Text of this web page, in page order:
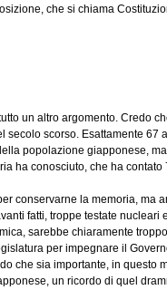
che si chiama
un altro argomento. Credo
scorso. Esattamente 67
popolazione giapponese,
ha conosciuto, che ha contato
conservarne la memoria, ma
fatti, troppe testate nucleari
sarebbe chiaramente
per impegnare il
che sia importante, in questo
un ricordo di quel